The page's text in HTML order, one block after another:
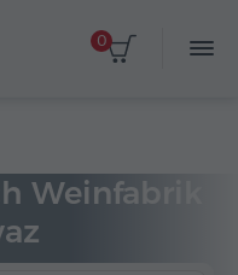
0
Weinfabrik